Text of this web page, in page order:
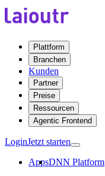
Plattform
Branchen
Kunden
Partner
Preise
Ressourcen
Agentic Frontend
LoginJetzt starten
AppsDNN Platform